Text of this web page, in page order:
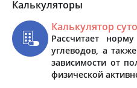
Калькуляторы
Калькулятор
Рассчитает
углеводов, а
зависимости от
физической